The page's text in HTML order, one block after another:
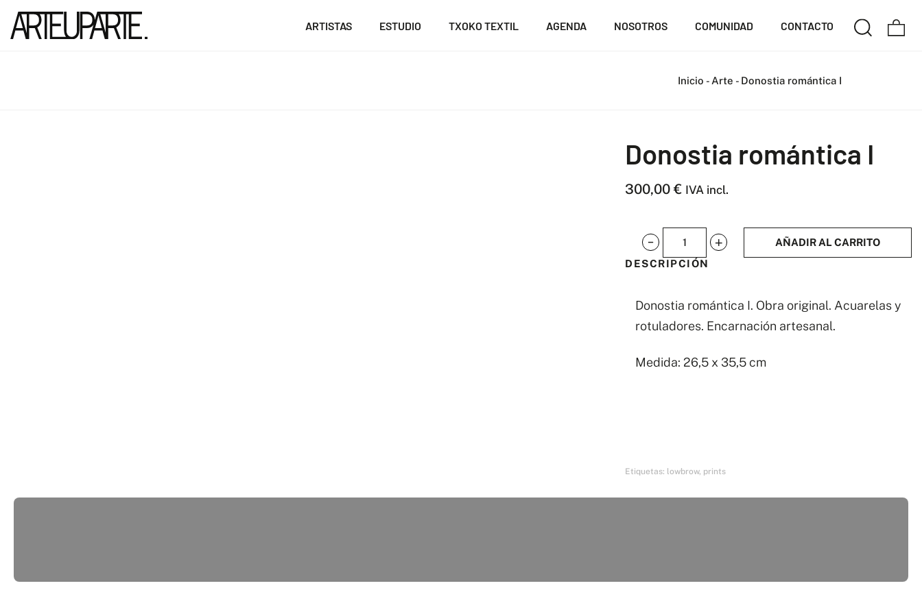
ARTISTAS ESTUDIO TXOKO TEXTIL AGENDA NOSOTROS COMUNIDAD CONTACTO
Inicio - Arte - Donostia romántica I
Donostia romántica I
300,00€ IVA incl.
Donostia
romántica
cantidad
AÑADIR AL CARRITO
DESCRIPCIÓN
Donostia romántica I. Obra original. Acuarelas y
rotuladores. Encarnación artesanal.
Medida: 26,5 x 35,5 cm
Etiquetas: lowbrow, prints